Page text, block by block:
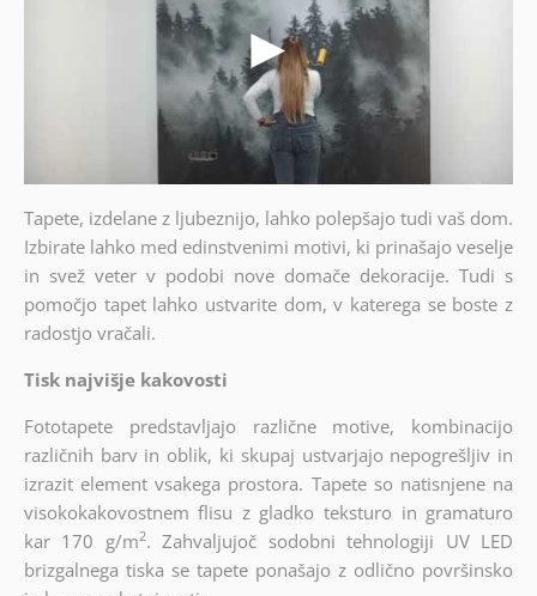
Tapete, izdelane z ljubeznijo, lahko polepšajo tudi vaš dom.
Izbirate lahko med edinstvenimi motivi, ki prinašajo veselje
in svež veter v podobi nove domače dekoracije. Tudi s
pomočjo tapet lahko ustvarite dom, v katerega se boste z
radostjo vračali.
Tisk najvišje kakovosti
Fototapete predstavljajo različne motive, kombinacijo
različnih barv in oblik, ki skupaj ustvarjajo nepogrešljiv in
izrazit element vsakega prostora. Tapete so natisnjene na
visokokakovostnem flisu z gladko teksturo in gramaturo
kar 170 g/m2. Zahvaljujoč sodobni tehnologiji UV LED
brizgalnega tiska se tapete ponašajo z odlično površinsko